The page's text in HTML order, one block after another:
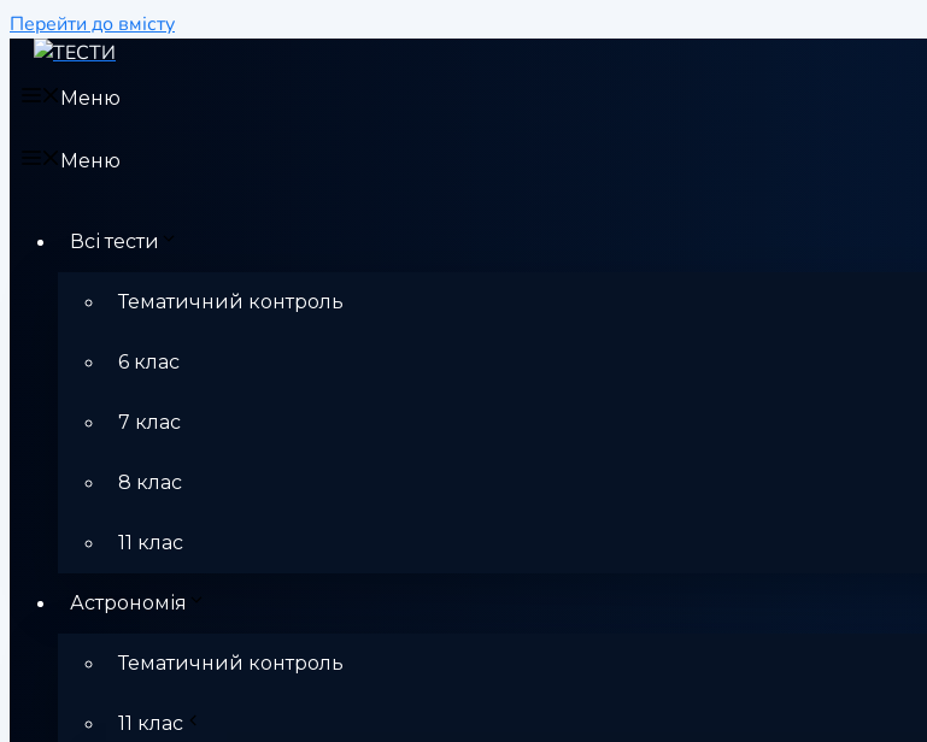
Перейти до вмісту
Меню
Меню
Всі тести
Тематичний контроль
6 клас
7 клас
8 клас
11 клас
Астрономія
Тематичний контроль
11 клас